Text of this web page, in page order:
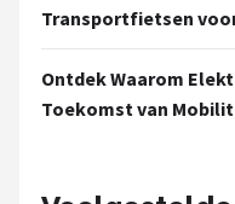
Transportfietsen
Ontdek Waarom
Toekomst van